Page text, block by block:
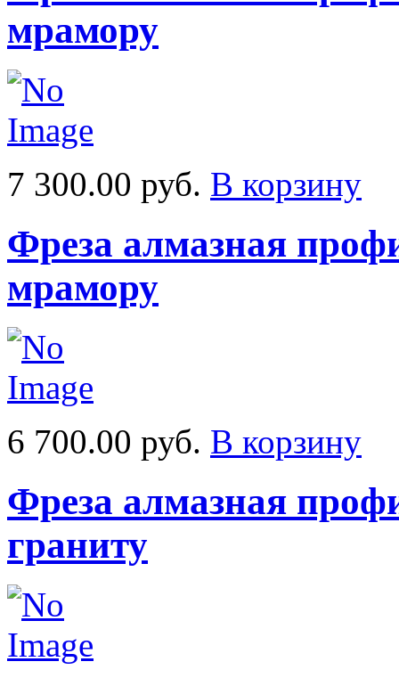
мрамору
7 300.00 руб. В корзину
Фреза алмазная
мрамору
6 700.00 руб. В корзину
Фреза алмазная
граниту